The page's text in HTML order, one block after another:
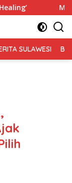
Tanpa
SULAWESI